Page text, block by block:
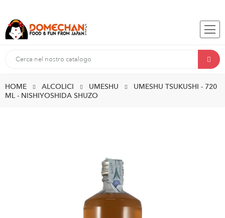
HOME ALCOLICI UMESHU
UMESHU TSUKUSHI - 720
ML - NISHIYOSHIDA SHUZO